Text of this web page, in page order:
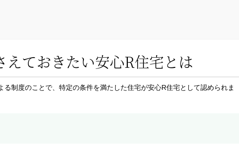
えておきたい安心R住宅とは
る制度のことで、特定の条件を満たした住宅が安心R住宅として認められま